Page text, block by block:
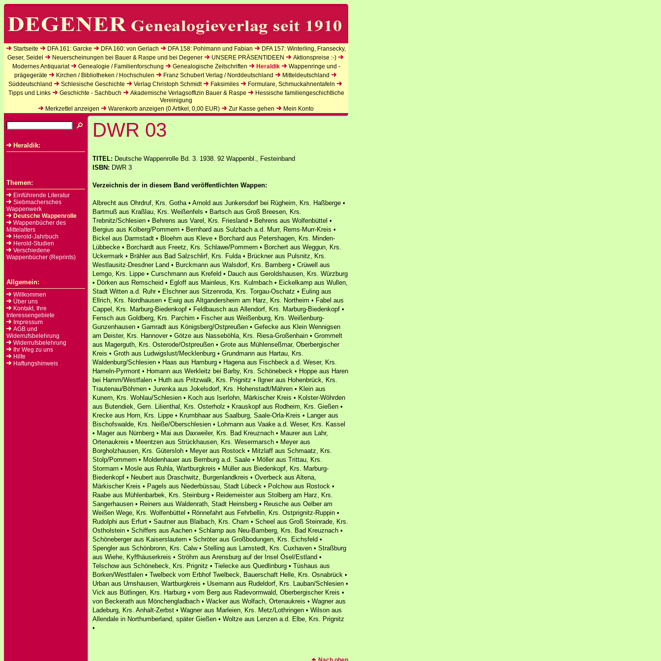
Startseite DFA 161: Garcke DFA 160: von Gerlach DFA 158: Pohlmann und Fabian
DFA 157: Winterling, Fransecky,
Geser, Seidel
Neuerscheinungen bei Bauer & Raspe und bei Degener UNSERE PRÄSENTIDEEN
Aktionspreise :-)
Modernes Antiquariat
Genealogie / Familienforschung Genealogische Zeitschriften Heraldik
Wappenringe und -
prägegeräte
Kirchen / Bibliotheken / Hochschulen Franz Schubert Verlag / Norddeutschland
Mitteldeutschland
Süddeutschland
Schlesische Geschichte Verlag Christoph Schmidt Faksimiles
Formulare, Schmuckahnentafeln
Tipps und Links
Geschichte - Sachbuch Akademische Verlagsoffizin Bauer & Raspe
Hessische familiengeschichtliche
Vereinigung
Merkzettel anzeigen
Warenkorb anzeigen (0Artikel, 0,00 EUR) Zur Kasse gehen Mein Konto
Heraldik:
Themen:
Einführende Literatur
Siebmachersches
Wappenwerk
Deutsche Wappenrolle
Wappenbücher des
Mittelalters
Herold-Jahrbuch
Herold-Studien
Verschiedene
Wappenbücher (Reprints)
Allgemein:
Willkommen
Über uns
Kontakt, Ihre
Interessengebiete
Impressum
AGB und
Widerrufsbelehrung
Widerrufsbelehrung
Ihr Weg zu uns
Hilfe
Haftungshinweis
DWR 03
TITEL: Deutsche Wappenrolle Bd. 3. 1938. 92 Wappenbl., Festeinband
ISBN: DWR 3
Verzeichnis der in diesem Band veröffentlichten Wappen:
Albrecht aus Ohrdruf, Krs. Gotha • Arnold aus Junkersdorf bei Rügheim, Krs. Haßberge •
Bartmuß aus Kraßlau, Krs. Weißenfels • Bartsch aus Groß Breesen, Krs.
Trebnitz/Schlesien • Behrens aus Varel, Krs. Friesland • Behrens aus Wolfenbüttel •
Bergius aus Kolberg/Pommern • Bernhard aus Sulzbach a.d. Murr, Rems-Murr-Kreis •
Bickel aus Darmstadt • Bloehm aus Kleve • Borchard aus Petershagen, Krs. Minden-
Lübbecke • Borchardt aus Freetz, Krs. Schlawe/Pommern • Borchert aus Weggun, Krs.
Uckermark • Brähler aus Bad Salzschlirf, Krs. Fulda • Brückner aus Pulsnitz, Krs.
Westlausitz-Dresdner Land • Burckmann aus Walsdorf, Krs. Bamberg • Crüwell aus
Lemgo, Krs. Lippe • Curschmann aus Krefeld • Dauch aus Geroldshausen, Krs. Würzburg
• Dörken aus Remscheid • Egloff aus Mainleus, Krs. Kulmbach • Eickelkamp aus Wullen,
Stadt Witten a.d. Ruhr • Elschner aus Sitzenroda, Krs. Torgau-Oschatz • Euling aus
Ellrich, Krs. Nordhausen • Ewig aus Altgandersheim am Harz, Krs. Northeim • Fabel aus
Cappel, Krs. Marburg-Biedenkopf • Feldbausch aus Allendorf, Krs. Marburg-Biedenkopf •
Fensch aus Goldberg, Krs. Parchim • Fischer aus Weißenburg, Krs. Weißenburg-
Gunzenhausen • Gamradt aus Königsberg/Ostpreußen • Gefecke aus Klein Wennigsen
am Deister, Krs. Hannover • Götze aus Nasseböhla, Krs. Riesa-Großenhain • Grommelt
aus Magerguth, Krs. Osterode/Ostpreußen • Grote aus Mühlenseßmar, Oberbergischer
Kreis • Groth aus Ludwigslust/Mecklenburg • Grundmann aus Hartau, Krs.
Waldenburg/Schlesien • Haas aus Hamburg • Hagena aus Fischbeck a.d. Weser, Krs.
Hameln-Pyrmont • Homann aus Werkleitz bei Barby, Krs. Schönebeck • Hoppe aus Haren
bei Hamm/Westfalen • Huth aus Pritzwalk, Krs. Prignitz • Ilgner aus Hohenbrück, Krs.
Trautenau/Böhmen • Jurenka aus Jokelsdorf, Krs. Hohenstadt/Mähren • Klein aus
Kunern, Krs. Wohlau/Schlesien • Koch aus Iserlohn, Märkischer Kreis • Kolster-Wöhrden
aus Butendiek, Gem. Lilienthal, Krs. Osterholz • Krauskopf aus Rodheim, Krs. Gießen •
Krecke aus Horn, Krs. Lippe • Krumbhaar aus Saalburg, Saale-Orla-Kreis • Langer aus
Bischofswalde, Krs. Neiße/Oberschlesien • Lohmann aus Vaake a.d. Weser, Krs. Kassel
• Mager aus Nürnberg • Mai aus Daxweiler, Krs. Bad Kreuznach • Maurer aus Lahr,
Ortenaukreis • Meentzen aus Strückhausen, Krs. Wesermarsch • Meyer aus
Borgholzhausen, Krs. Gütersloh • Meyer aus Rostock • Mitzlaff aus Schmaatz, Krs.
Stolp/Pommern • Moldenhauer aus Bernburg a.d. Saale • Möller aus Trittau, Krs.
Stormarn • Mosle aus Ruhla, Wartburgkreis • Müller aus Biedenkopf, Krs. Marburg-
Biedenkopf • Neubert aus Draschwitz, Burgenlandkreis • Overbeck aus Altena,
Märkischer Kreis • Pagels aus Niederbüssau, Stadt Lübeck • Polchow aus Rostock •
Raabe aus Mühlenbarbek, Krs. Steinburg • Reidemeister aus Stolberg am Harz, Krs.
Sangerhausen • Reiners aus Waldenrath, Stadt Heinsberg • Reusche aus Oelber am
Weißen Wege, Krs. Wolfenbüttel • Rönnefahrt aus Fehrbellin, Krs. Ostprignitz-Ruppin •
Rudolphi aus Erfurt • Sautner aus Blaibach, Krs. Cham • Scheel aus Groß Steinrade, Krs.
Ostholstein • Schiffers aus Aachen • Schlamp aus Neu-Bamberg, Krs. Bad Kreuznach •
Schöneberger aus Kaiserslautern • Schröter aus Großbodungen, Krs. Eichsfeld •
Spengler aus Schönbronn, Krs. Calw • Stelling aus Lamstedt, Krs. Cuxhaven • Straßburg
aus Wiehe, Kyffhäuserkreis • Ströhm aus Arensburg auf der Insel Ösel/Estland •
Telschow aus Schönebeck, Krs. Prignitz • Tielecke aus Quedlinburg • Tüshaus aus
Borken/Westfalen • Twelbeck vom Erbhof Twelbeck, Bauerschaft Helle, Krs. Osnabrück •
Urban aus Urnshausen, Wartburgkreis • Usemann aus Rudeldorf, Krs. Lauban/Schlesien •
Vick aus Bütlingen, Krs. Harburg • vom Berg aus Radevormwald, Oberbergischer Kreis •
von Beckerath aus Mönchengladbach • Wacker aus Wolfach, Ortenaukreis • Wagner aus
Ladeburg, Krs. Anhalt-Zerbst • Wagner aus Marleien, Krs. Metz/Lothringen • Wilson aus
Allendale in Northumberland, später Gießen • Woltze aus Lenzen a.d. Elbe, Krs. Prignitz
•